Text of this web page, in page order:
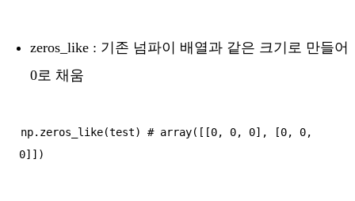
zeros_like : 기존 넘파이 배열과 같은 크기로 만들어
0로 채움
np.zeros_like(test) # array([[0, 0, 0], [0, 0,